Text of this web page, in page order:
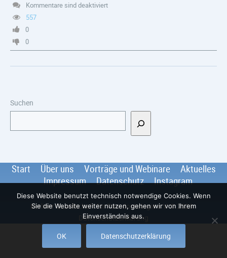
Kommentare sind deaktiviert
557
0
0
Suchen
Start Über uns Vorträge und Webinare
Aktuelles
Impressum
Datenschutz Instagram
Berliner Gesellschaft für Parodontologie e.V.© 2026.
Datenschutzerklärung
Diese Website benutzt technisch notwendige Cookies. Wenn
Sie die Website weiter nutzen, gehen wir von Ihrem
Einverständnis aus.
OK Datenschutzerklärung